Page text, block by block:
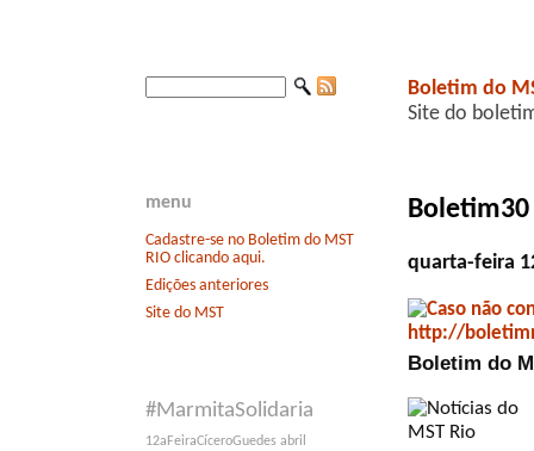
menu
Cadastre-se no Boletim do MST
RIO clicando aqui.
Edições anteriores
Site do MST
#MarmitaSolidaria
12aFeiraCíceroGuedes abril
Boletim do
Site do
Boletim30
quarta-feira
Boletim do